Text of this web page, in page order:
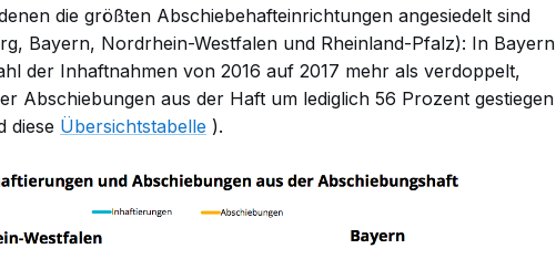
die größten Abschiebehafteinrichtungen angesiedelt sind
Bayern, Nordrhein-Westfalen und Rheinland-Pfalz): In Bayern
der Inhaftnahmen von 2016 auf 2017 mehr als verdoppelt,
Abschiebungen aus der Haft um lediglich 56 Prozent gestiegen
diese Übersichtstabelle ).